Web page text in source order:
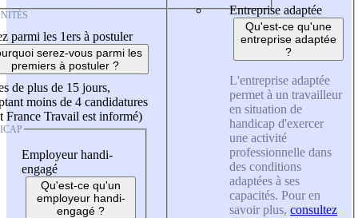
parmi les 1ers à postuler
serez-vous parmi les
premiers à postuler ?
de plus de 15 jours,
moins de 4 candidatures
France Travail est informé)
Employeur handi-
engagé
Qu'est-ce qu'un
employeur handi-
engagé ?
Entreprise adaptée
Qu'est-ce qu'une
entreprise adaptée
?
L'entreprise adaptée
permet à un travailleur
en situation de
handicap d'exercer
une activité
professionnelle dans
des conditions
adaptées à ses
capacités. Pour en
savoir plus, consultez